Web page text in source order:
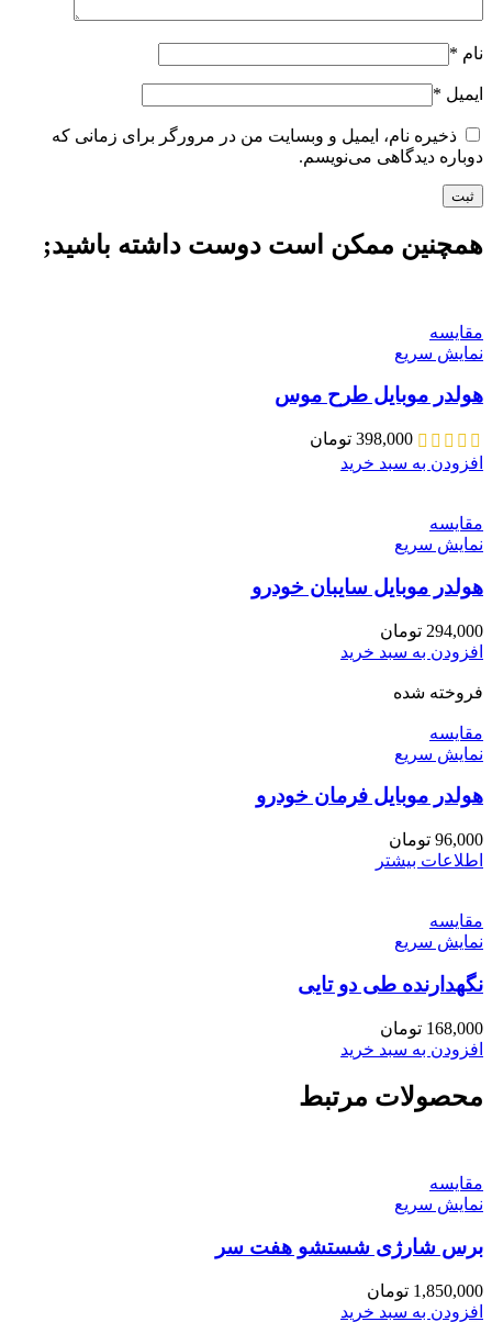
نام *
ایمیل *
ذخیره نام، ایمیل و وبسایت من در مرورگر برای زمانی که
دوباره دیدگاهی می‌نویسم.
همچنین ممکن است دوست داشته باشید;
مقايسه
نمایش سریع
هولدر موبایل طرح موس
398,000 تومان
افزودن به سبد خرید
مقايسه
نمایش سریع
هولدر موبایل سایبان خودرو
294,000 تومان
افزودن به سبد خرید
فروخته شده
مقايسه
نمایش سریع
هولدر موبایل فرمان خودرو
96,000 تومان
اطلاعات بیشتر
مقايسه
نمایش سریع
نگهدارنده طی دو تایی
168,000 تومان
افزودن به سبد خرید
محصولات مرتبط
مقايسه
نمایش سریع
برس شارژی شستشو هفت سر
1,850,000 تومان
افزودن به سبد خرید